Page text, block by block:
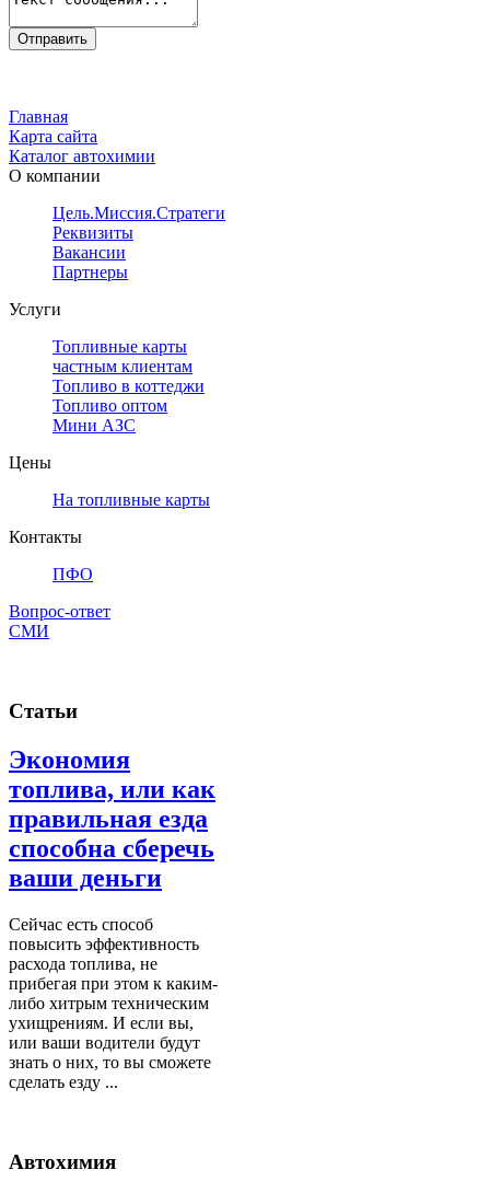
Главная
Карта сайта
Каталог автохимии
О компании
Цель.Миссия.Стратегия.
Реквизиты
Вакансии
Партнеры
Услуги
Топливные карты
частным клиентам
Топливо в коттеджи
Топливо оптом
Мини АЗС
Цены
На топливные карты
Контакты
ПФО
Вопрос-ответ
СМИ
Статьи
Экономия
топлива, или как
правильная езда
способна сберечь
ваши деньги
Сейчас есть способ
повысить эффективность
расхода топлива, не
прибегая при этом к каким-
либо хитрым техническим
ухищрениям. И если вы,
или ваши водители будут
знать о них, то вы сможете
сделать езду ...
Автохимия